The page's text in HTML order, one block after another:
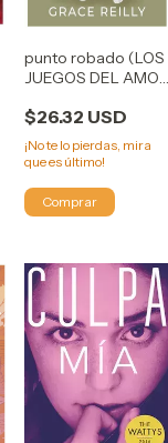
punto robado (LOS
JUEGOS DEL AMOR
$26.32 USD
¡No te lo pierdas, mira
que es último!